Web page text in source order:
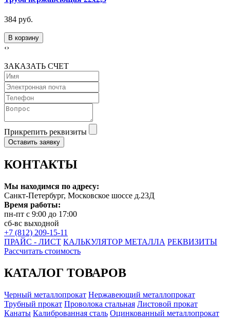
384 руб.
В корзину
‹›
ЗАКАЗАТЬ СЧЕТ
Прикрепить реквизиты
Оставить заявку
КОНТАКТЫ
Мы находимся по адресу:
Санкт-Петербург, Московское шоссе д.23Д
Время работы:
пн-пт с 9:00 до 17:00
сб-вс выходной
+7 (812) 209-15-11
ПРАЙС - ЛИСТ КАЛЬКУЛЯТОР МЕТАЛЛА РЕКВИЗИТЫ
Рассчитать стоимость
КАТАЛОГ ТОВАРОВ
Черный металлопрокат Нержавеющий металлопрокат
Трубный прокат Проволока стальная Листовой прокат
Канаты Калиброванная сталь Оцинкованный металлопрокат